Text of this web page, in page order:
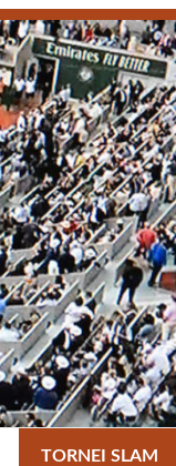
TORNEI SLAM